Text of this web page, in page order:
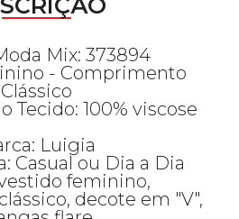
Mix: 373894
- Comprimento
Clássico
Tecido: 100% viscose
Luigia
Casual ou Dia a Dia
feminino,
decote em "V",